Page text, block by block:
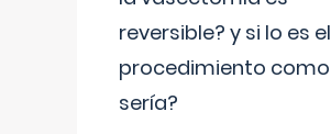
reversible? y si lo es el
procedimiento como
sería?